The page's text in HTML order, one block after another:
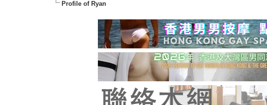
Profile of Ryan